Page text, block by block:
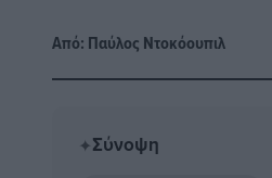
Από: Παύλος Nτοκόουπιλ
✦Σύνοψη